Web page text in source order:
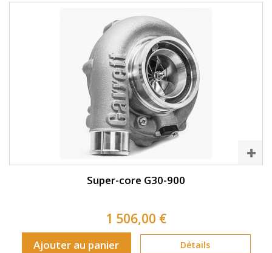
Super-core G30-900
1 506,00 €
Ajouter au panier Détails